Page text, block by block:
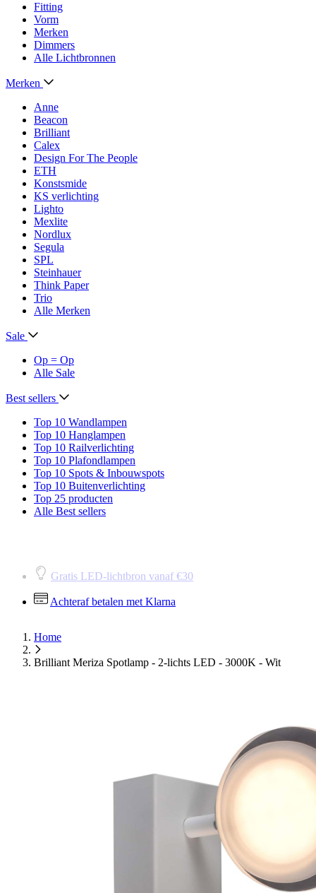
Fitting
Vorm
Merken
Dimmers
Alle Lichtbronnen
Merken
Anne
Beacon
Brilliant
Calex
Design For The People
ETH
Konstsmide
KS verlichting
Lighto
Mexlite
Nordlux
Segula
SPL
Steinhauer
Think Paper
Trio
Alle Merken
Sale
Op = Op
Alle Sale
Best sellers
Top 10 Wandlampen
Top 10 Hanglampen
Top 10 Railverlichting
Top 10 Plafondlampen
Top 10 Spots & Inbouwspots
Top 10 Buitenverlichting
Top 25 producten
Alle Best sellers
Gratis LED-lichtbron vanaf €30
Achteraf betalen met Klarna
Home
Brilliant Meriza Spotlamp - 2-lichts LED - 3000K - Wit